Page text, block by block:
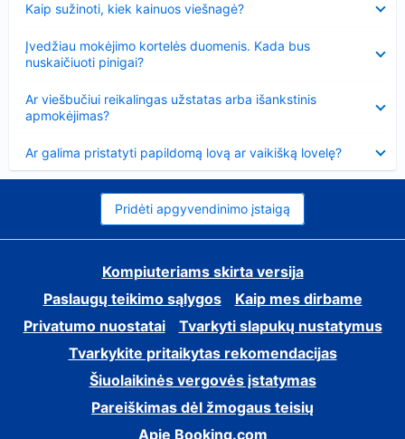
Kaip sužinoti, kiek kainuos viešnagė?
Įvedžiau mokėjimo kortelės duomenis. Kada bus
nuskaičiuoti pinigai?
Ar viešbučiui reikalingas užstatas arba išankstinis
apmokėjimas?
Ar galima pristatyti papildomą lovą ar vaikišką lovelę?
Pridėti apgyvendinimo įstaigą
Kompiuteriams skirta versija
Paslaugų teikimo sąlygos
Kaip mes dirbame
Privatumo nuostatai
Tvarkyti slapukų nustatymus
Tvarkykite pritaikytas rekomendacijas
Šiuolaikinės vergovės įstatymas
Pareiškimas dėl žmogaus teisių
Apie Booking.com